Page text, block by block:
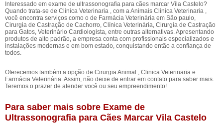
Interessado em exame de ultrassonografia para cães marcar Vila Castelo?
Quando trata-se de Clinica Veterinaria , com a Animais Clinica Veterinaria ,
você encontra serviços como o de Farmácia Veterinária em São paulo,
Cirurgia de Castração de Cachorro, Clínica Veterinária, Cirurgia de Castração
para Gatos, Veterinário Cardiologista, entre outras alternativas. Apresentando
produtos de alto padrão, a empresa conta com profissionais especializados e
instalações modernas e em bom estado, conquistando então a confiança de
todos.
Oferecemos também a opção de Cirurgia Animal , Clinica Veterinaria e
Farmácia Veterinária. Assim, não deixe de entrar em contato para saber mais.
Teremos o prazer de atender você ou seu empreendimento!
Para saber mais sobre Exame de
Ultrassonografia para Cães Marcar Vila Castelo